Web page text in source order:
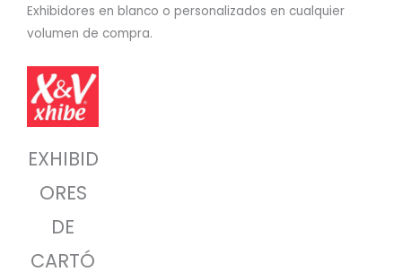
Exhibidores en blanco o personalizados en cualquier
volumen de compra.
EXHIBID
ORES
DE
CARTÓ